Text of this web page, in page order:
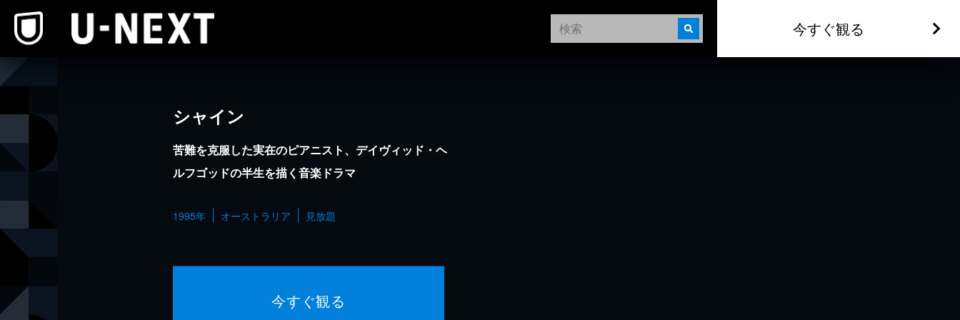
今すぐ観る
シャイン
苦難を克服した実在のピアニスト、デイヴィッド・ヘ
ルフゴッドの半生を描く音楽ドラマ
1995年 オーストラリア 見放題
今すぐ観る